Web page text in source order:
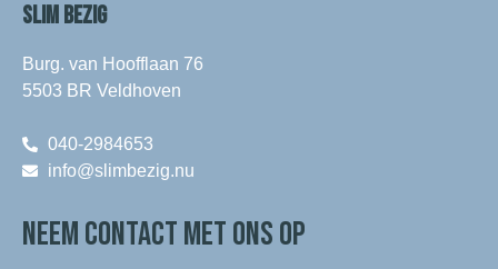
SLIM BEZIG
Burg. van Hoofflaan 76
5503 BR Veldhoven
040-2984653
info@slimbezig.nu
NEEM CONTACT MET ONS OP